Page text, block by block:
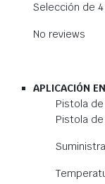
Selección de
No reviews
APLICACIÓN
Pistola
Pistola